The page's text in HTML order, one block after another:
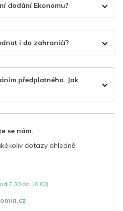
dodání Ekonomu?
i do zahraničí?
předplatného. Jak
se nám.
dotazy ohledně
7:30 do 16:00)